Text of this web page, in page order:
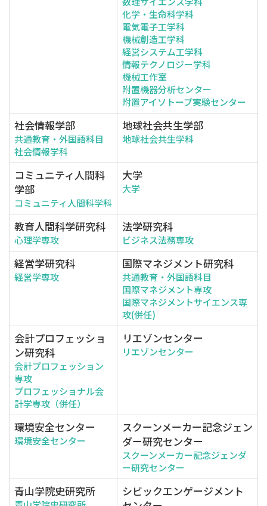
化学・生命科学科
電気電子工学科
機械創造工学科
経営システム工学科
情報テクノロジー学科
機械工作室
附置機器分析センター
附置アイソトープ実験センター
社会情報学部
共通教育・外国語科目
社会情報学科
地球社会共生学部
地球社会共生学科
コミュニティ人間科
学部
コミュニティ人間科学科
大学
大学
教育人間科学研究科
心理学専攻
法学研究科
ビジネス法務専攻
経営学研究科
経営学専攻
国際マネジメント研究科
共通教育・外国語科目
国際マネジメント専攻
国際マネジメントサイエンス専
攻(併任)
会計プロフェッショ
ン研究科
会計プロフェッション
専攻
プロフェッショナル会
計学専攻（併任）
リエゾンセンター
リエゾンセンター
環境安全センター
環境安全センター
スクーンメーカー記念ジェン
ダー研究センター
スクーンメーカー記念ジェンダ
ー研究センター
青山学院史研究所
シビックエンゲージメント